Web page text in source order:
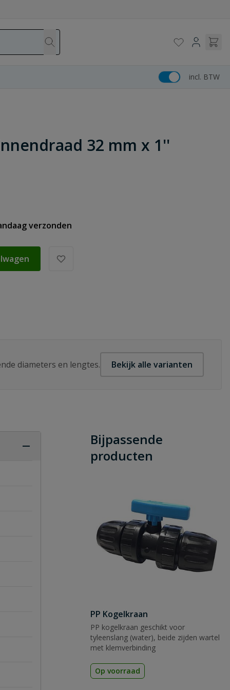
incl. BTW
32 mm x 1''
verzonden
diameters en lengtes. Bekijk alle varianten
Bijpassende
producten
PP Kogelkraan
PP kogelkraan geschikt voor
tyleenslang (water), beide zijden wartel
met klemverbinding
Op voorraad